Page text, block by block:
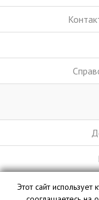
Этот сайт